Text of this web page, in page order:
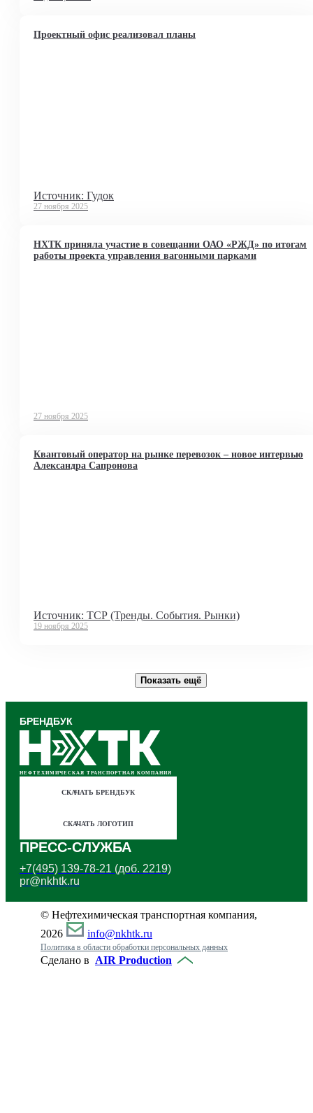
Проектный офис реализовал планы
Источник: Гудок
27 ноября 2025
НХТК приняла участие в совещании ОАО «РЖД» по итогам
работы проекта управления вагонными парками
27 ноября 2025
Квантовый оператор на рынке перевозок – новое интервью
Александра Сапронова
Источник: ТСР (Тренды. События. Рынки)
19 ноября 2025
Показать ещё
БРЕНДБУК
НЕФТЕХИМИЧЕСКАЯ ТРАНСПОРТНАЯ КОМПАНИЯ
СКАЧАТЬ БРЕНДБУК
СКАЧАТЬ ЛОГОТИП
ПРЕСС-СЛУЖБА
+7(495) 139-78-21 (доб. 2219)
pr@nkhtk.ru
© Нефтехимическая транспортная компания,
2026
info@nkhtk.ru
Политика в области обработки персональных данных
Сделано в AIR Production